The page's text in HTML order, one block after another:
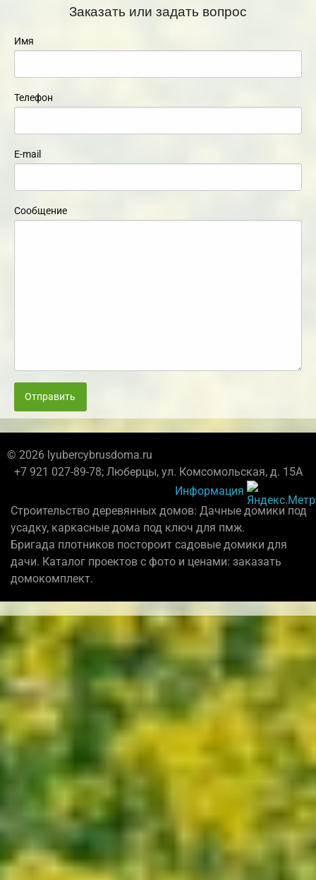
Заказать или задать вопрос
Имя
Телефон
E-mail
Сообщение
Отправить
© 2026 lyubercybrusdoma.ru
+7 921 027-89-78; Люберцы, ул. Комсомольская, д. 15А
Информация
Строительство деревянных домов: Дачные домики под
усадку, каркасные дома под ключ для пмж.
Бригада плотников постороит садовые домики для
дачи. Каталог проектов с фото и ценами: заказать
домокомплект.